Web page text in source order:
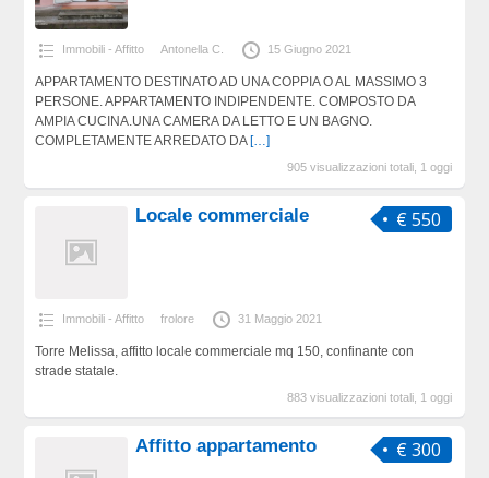
Immobili - Affitto Antonella C. 15 Giugno 2021
APPARTAMENTO DESTINATO AD UNA COPPIA O AL MASSIMO 3
PERSONE. APPARTAMENTO INDIPENDENTE. COMPOSTO DA
AMPIA CUCINA.UNA CAMERA DA LETTO E UN BAGNO.
COMPLETAMENTE ARREDATO DA […]
905 visualizzazioni totali, 1 oggi
€ 550
Locale commerciale
Immobili - Affitto frolore 31 Maggio 2021
Torre Melissa, affitto locale commerciale mq 150, confinante con
strade statale.
883 visualizzazioni totali, 1 oggi
€ 300
Affitto appartamento